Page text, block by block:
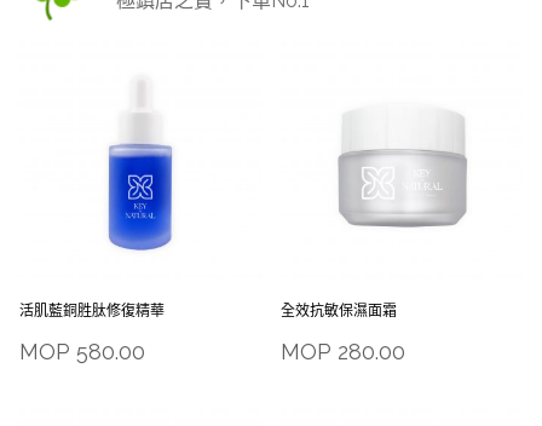
活肌藍銅胜肽修復精華
MOP 580.00
全效抗敏保濕面霜
MOP 280.00